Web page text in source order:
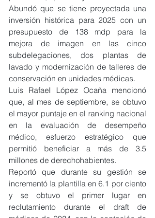
Abundó que se tiene proyectada una
inversión histórica para 2025 con un
presupuesto de 138 mdp para la
mejora de imagen en las cinco
subdelegaciones, dos plantas de
lavado y modernización de talleres de
conservación en unidades médicas.
Luis Rafael López Ocaña mencionó
que, al mes de septiembre, se obtuvo
el mayor puntaje en el ranking nacional
en la evaluación de desempeño
médico, esfuerzo estratégico que
permitió beneficiar a más de 3.5
millones de derechohabientes.
Reportó que durante su gestión se
incrementó la plantilla en 6.1 por ciento
y se obtuvo el primer lugar en
reclutamiento durante el draft de